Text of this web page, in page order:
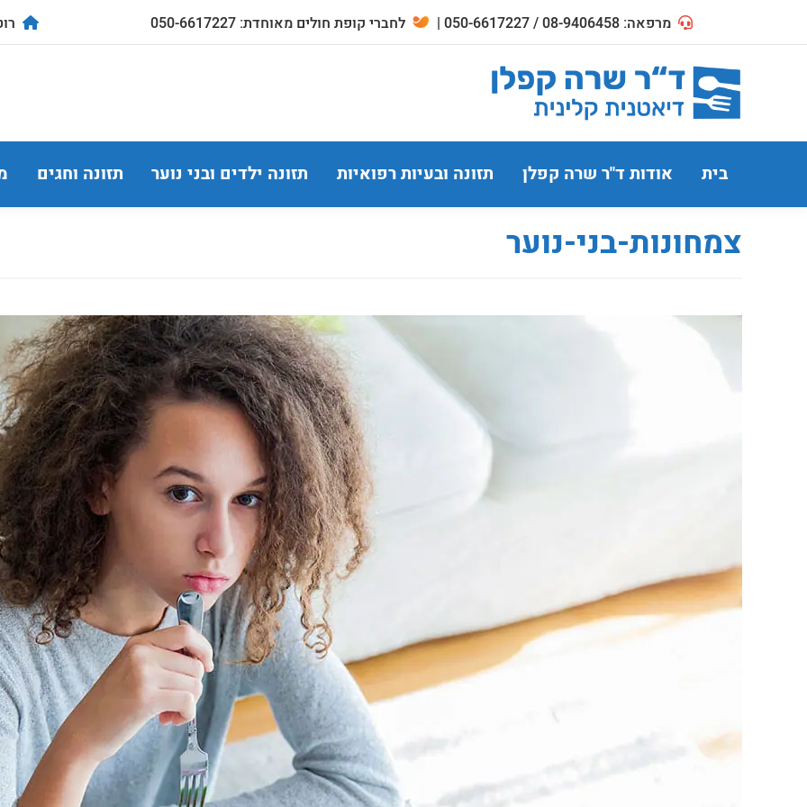
מרפאה: 08-9406458 / 050-6617227 | לחברי קופת חולים מאוחדת: 050-6617227
בית אודות ד"ר שרה קפלן תזונה ובעיות רפואיות תזונה ילדים ובני נוער תזונה וחגים
צמחונות-בני-נוער